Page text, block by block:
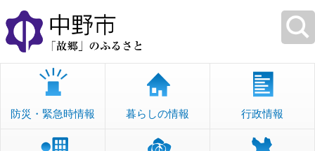
本
文
へ
移
防災・緊急時情報 暮らしの情報 行政情報